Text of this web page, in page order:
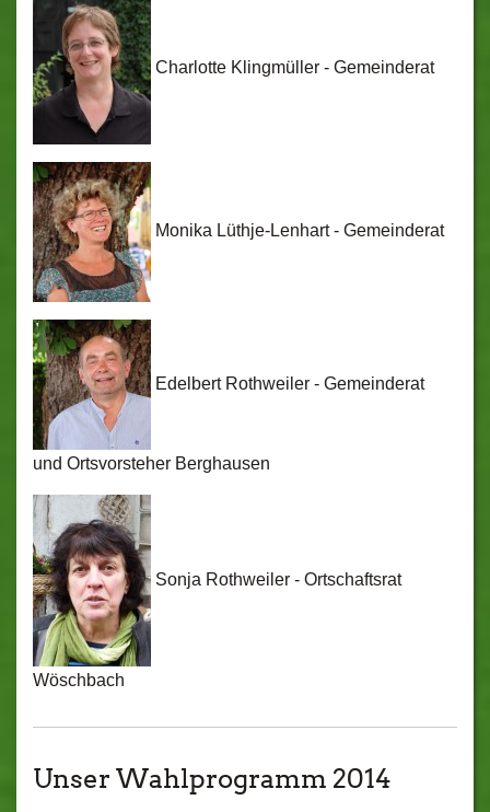
Charlotte Klingmüller - Gemeinderat
Monika Lüthje-Lenhart - Gemeinderat
Edelbert Rothweiler - Gemeinderat
und Ortsvorsteher Berghausen
Sonja Rothweiler - Ortschaftsrat
Wöschbach
Unser Wahlprogramm 2014